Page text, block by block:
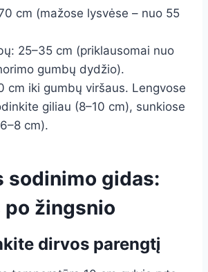
cm (mažose lysvėse – nuo 55
25–35 cm (priklausomai nuo
gumbų dydžio).
cm iki gumbų viršaus. Lengvose
giliau (8–10 cm), sunkiose
cm).
sodinimo gidas:
žingsnio
dirvos parengtį